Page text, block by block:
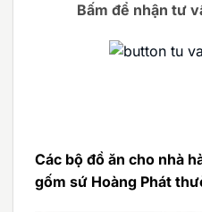
Bấm để nhận tư
Các bộ đồ ăn cho nhà
gốm sứ Hoàng Phát